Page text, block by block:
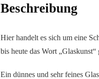
Beschreibung
Hier handelt es sich um eine
bis heute das Wort
Ein dünnes und sehr feines